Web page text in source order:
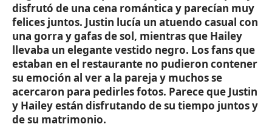
disfrutó de una cena romántica y parecían muy
felices juntos. Justin lucía un atuendo casual con
una gorra y gafas de sol, mientras que Hailey
llevaba un elegante vestido negro. Los fans que
estaban en el restaurante no pudieron contener
su emoción al ver a la pareja y muchos se
acercaron para pedirles fotos. Parece que Justin
y Hailey están disfrutando de su tiempo juntos y
de su matrimonio.